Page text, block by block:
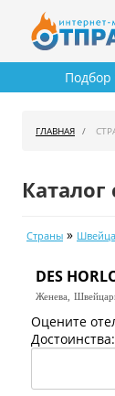
Подбор
ГЛАВНАЯ
Каталог
Страны »
DES
Женева,
Оцените
Достоинства: